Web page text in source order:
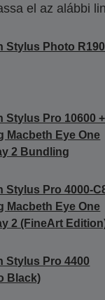
el az alábbi
Stylus Photo
Stylus Pro 10600 +
Macbeth Eye One
2 Bundling
Stylus Pro 4000-
Macbeth Eye One
2 (FineArt
Stylus Pro 4400
Black)